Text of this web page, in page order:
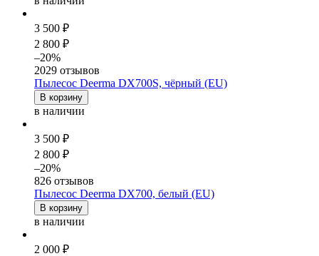
3 500 ₽
2 800 ₽
–20%
2029 отзывов
Пылесос Deerma DX700S, чёрный (EU)
В корзину
в наличии
3 500 ₽
2 800 ₽
–20%
826 отзывов
Пылесос Deerma DX700, белый (EU)
В корзину
в наличии
2 000 ₽